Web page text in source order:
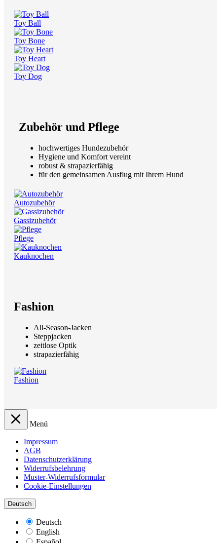
Toy Ball
Toy Bone
Toy Heart
Toy Dog
Zubehör und Pflege
hochwertiges Hundezubehör
Hygiene und Komfort vereint
robust & strapazierfähig
für den gemeinsamen Ausflug mit Ihrem Hund
Autozubehör
Gassizubehör
Pflege
Kauknochen
Fashion
All-Season-Jacken
Steppjacken
zeitlose Optik
strapazierfähig
Fashion
Menü
Impressum
AGB
Datenschutzerklärung
Widerrufsbelehrung
Muster-Widerrufsformular
Cookie-Einstellungen
Deutsch
Deutsch
English